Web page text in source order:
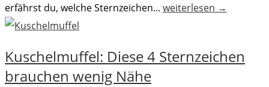
erfährst du, welche Sternzeichen... weiterlesen →
Kuschelmuffel: Diese 4 Sternzeichen
brauchen wenig Nähe